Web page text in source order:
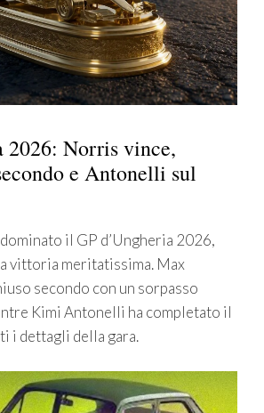
2026: Norris vince,
e Antonelli sul
il GP d’Ungheria 2026,
vittoria meritatissima. Max
secondo con un sorpasso
Kimi Antonelli ha completato il
i dettagli della gara.